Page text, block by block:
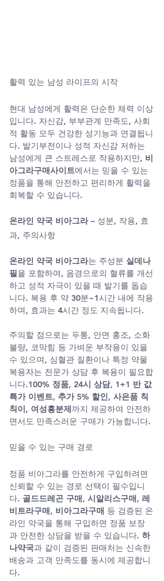
활력 있는 남성 라이프의 시작
현대 남성에게 활력은 단순한 체력 이상
입니다. 자신감, 부부관계 만족도, 사회
적 활동 모두 건강한 성기능과 연결됩니
다. 발기부전이나 성적 자신감 저하는
남성에게 큰 스트레스로 작용하지만, 비
아그라구매사이트에서는 믿을 수 있는
정품을 통해 안전하고 편리하게 활력을
회복할 수 있습니다.
온라인 약국 비아그라 – 성분, 작용, 효
과, 주의사항
온라인 약국 비아그라는 주성분 실데나
필을 포함하여, 음경으로의 혈류를 개선
하고 성적 자극이 있을 때 발기를 돕습
니다. 복용 후 약 30분~1시간 내에 작용
하며, 효과는 4시간 정도 지속됩니다.
주의할 점으로는 두통, 안면 홍조, 소화
불량, 코막힘 등 가벼운 부작용이 있을
수 있으며, 심혈관 질환이나 특정 약물
복용자는 전문가 상담 후 복용이 필요합
니다.100% 정품, 24시 상담, 1+1 반 값
특가 이벤트, 추가 5% 할인, 사은품 칙
칙이, 여성흥분제까지 제공하여 안전하
면서도 만족스러운 구매가 가능합니다.
믿을 수 있는 구매 경로
정품 비아그라를 안전하게 구입하려면
신뢰할 수 있는 경로 선택이 필수입니
다. 골드드레곤 구매, 시알리스구매, 레
비트라구매, 비아그라구매 등 검증된 온
라인 약국을 통해 구입하면 정품 보장
과 안전한 상담을 받을 수 있습니다. 하
나약국과 같이 검증된 판매처는 신속한
배송과 고객 만족도를 동시에 제공합니
다.